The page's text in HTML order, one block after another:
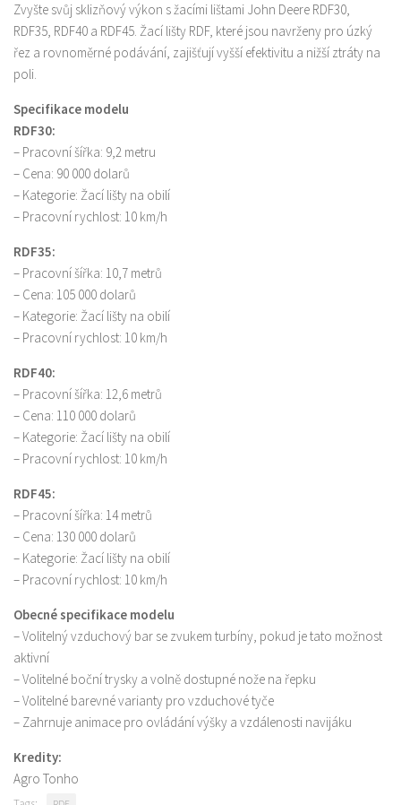
Zvyšte svůj sklizňový výkon s žacími lištami John Deere RDF30,
RDF35, RDF40 a RDF45. Žací lišty RDF, které jsou navrženy pro úzký
řez a rovnoměrné podávání, zajišťují vyšší efektivitu a nižší ztráty na
poli.
Specifikace modelu
RDF30:
– Pracovní šířka: 9,2 metru
– Cena: 90 000 dolarů
– Kategorie: Žací lišty na obilí
– Pracovní rychlost: 10 km/h
RDF35:
– Pracovní šířka: 10,7 metrů
– Cena: 105 000 dolarů
– Kategorie: Žací lišty na obilí
– Pracovní rychlost: 10 km/h
RDF40:
– Pracovní šířka: 12,6 metrů
– Cena: 110 000 dolarů
– Kategorie: Žací lišty na obilí
– Pracovní rychlost: 10 km/h
RDF45:
– Pracovní šířka: 14 metrů
– Cena: 130 000 dolarů
– Kategorie: Žací lišty na obilí
– Pracovní rychlost: 10 km/h
Obecné specifikace modelu
– Volitelný vzduchový bar se zvukem turbíny, pokud je tato možnost
aktivní
– Volitelné boční trysky a volně dostupné nože na řepku
– Volitelné barevné varianty pro vzduchové tyče
– Zahrnuje animace pro ovládání výšky a vzdálenosti navijáku
Kredity:
Agro Tonho